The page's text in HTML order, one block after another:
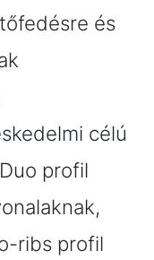
és
célú
profil
ribs profil